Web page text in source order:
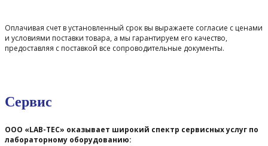
Оплачивая счет в установленный срок вы выражаете согласие с ценами
и условиями поставки товара, а мы гарантируем его качество,
предоставляя с поставкой все сопроводительные документы.
Сервис
ООО «LAB-TEC» оказывает широкий спектр сервисных услуг по
лабораторному оборудованию: